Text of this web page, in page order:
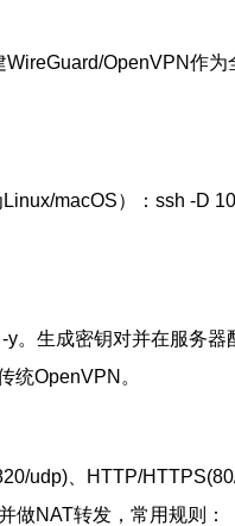
OpenVPN作
macOS）：ssh -D
生成密钥对并在服务器
统OpenVPN。
udp)、HTTP/
做NAT转发，常用规则：